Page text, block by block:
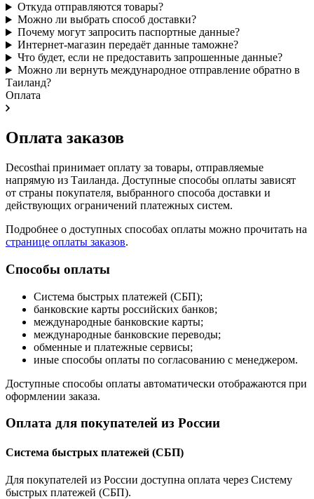
Откуда отправляются товары?
Можно ли выбрать способ доставки?
Почему могут запросить паспортные данные?
Интернет-магазин передаёт данные таможне?
Что будет, если не предоставить запрошенные данные?
Можно ли вернуть международное отправление обратно в
Таиланд?
Оплата
Оплата заказов
Decosthai принимает оплату за товары, отправляемые
напрямую из Таиланда. Доступные способы оплаты зависят
от страны покупателя, выбранного способа доставки и
действующих ограничений платежных систем.
Подробнее о доступных способах оплаты можно прочитать на
странице оплаты заказов.
Способы оплаты
Система быстрых платежей (СБП);
банковские карты российских банков;
международные банковские карты;
международные банковские переводы;
обменные и платежные сервисы;
иные способы оплаты по согласованию с менеджером.
Доступные способы оплаты автоматически отображаются при
оформлении заказа.
Оплата для покупателей из России
Система быстрых платежей (СБП)
Для покупателей из России доступна оплата через Систему
быстрых платежей (СБП).